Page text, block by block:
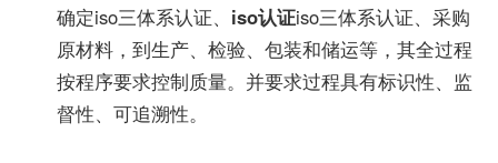
确定iso三体系认证、 iso认证iso三体系认证、采购
原材料，到生产、检验、包装和储运等，其全过程
按程序要求控制质量。并要求过程具有标识性、监
督性、可追溯性。